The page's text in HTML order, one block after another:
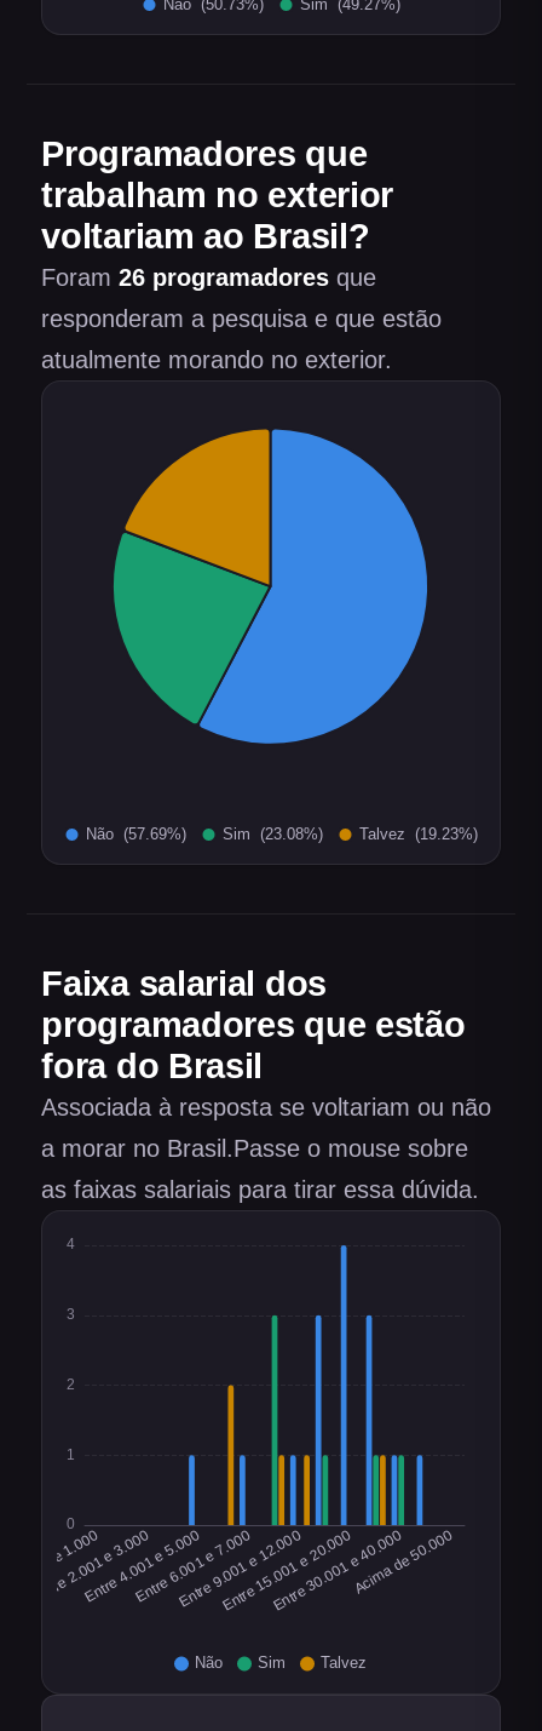
Programadores que
trabalham no exterior
voltariam ao Brasil?
Foram 26 programadores que
responderam a pesquisa e que estão
atualmente morando no exterior.
Faixa salarial dos
programadores que estão
fora do Brasil
Associada à resposta se voltariam ou não
a morar no Brasil.Passe o mouse sobre
as faixas salariais para tirar essa dúvida.